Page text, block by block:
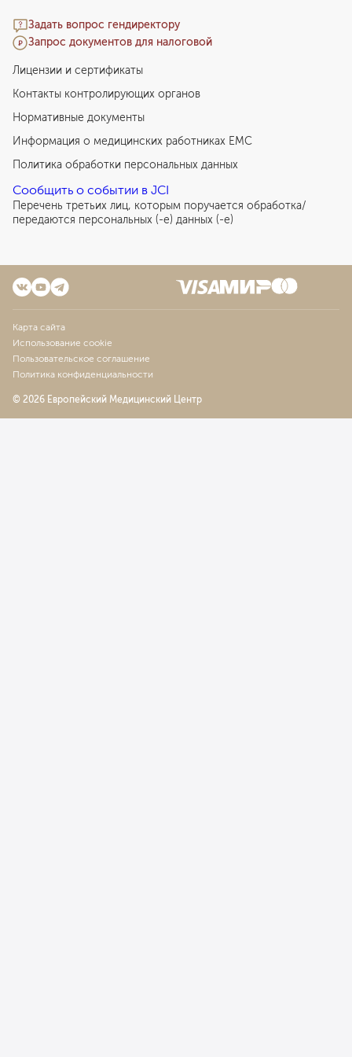
Задать вопрос гендиректору
Запрос документов для налоговой
Лицензии и сертификаты
Контакты контролирующих органов
Нормативные документы
Информация о медицинских работниках EMC
Политика обработки персональных данных
Сообщить о событии в JCI
Перечень третьих лиц, которым поручается обработка/
передаются персональных (-е) данных (-е)
Карта сайта
Использование cookie
Пользовательское соглашение
Политика конфиденциальности
© 2026 Европейский Медицинский Центр